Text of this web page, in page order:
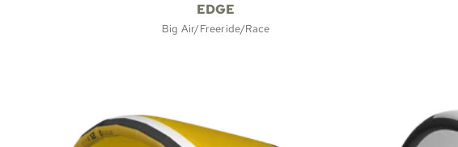
EDGE
Big Air/Freeride/Race